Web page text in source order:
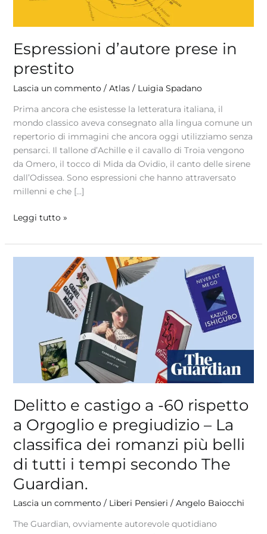
Espressioni d’autore prese in
prestito
Lascia un commento / Atlas/ Luigia Spadano
Prima ancora che esistesse la letteratura italiana, il
mondo classico aveva consegnato alla lingua comune un
repertorio di immagini che ancora oggi utilizziamo senza
pensarci. Il tallone d’Achille e il cavallo di Troia vengono
da Omero, il tocco di Mida da Ovidio, il canto delle sirene
dall’Odissea. Sono espressioni che hanno attraversato
millenni e che […]
Leggi tutto »
Delitto e castigo a -60 rispetto
a Orgoglio e pregiudizio – La
classifica dei romanzi più belli
di tutti i tempi secondo The
Guardian.
Lascia un commento / Liberi Pensieri / Angelo Baiocchi
The Guardian, ovviamente autorevole quotidiano
Orgoglio
pregiudizio
–
La
classifica
dei
più
belli
tutti
i